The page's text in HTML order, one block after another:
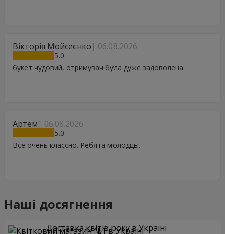
Вікторія Мойсеєнко 06.08.2026
5
букет чудовий, отримувач була дуже задоволена
Артем 06.08.2026
5
Все очень классно. Ребята молодцы.
Наші досягнення
Доставка квітів року в Україні